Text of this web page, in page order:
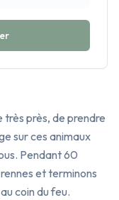
très près, de prendre
sur ces animaux
Pendant 60
et terminons
coin du feu.